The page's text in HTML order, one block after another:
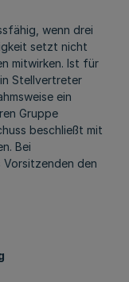
wenn drei
setzt nicht
mitwirken. Ist für
Stellvertreter
ein
Gruppe
beschließt mit
Bei
Vorsitzenden den